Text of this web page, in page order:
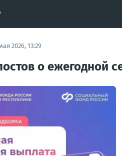
2026, 13:29
о ежегодной